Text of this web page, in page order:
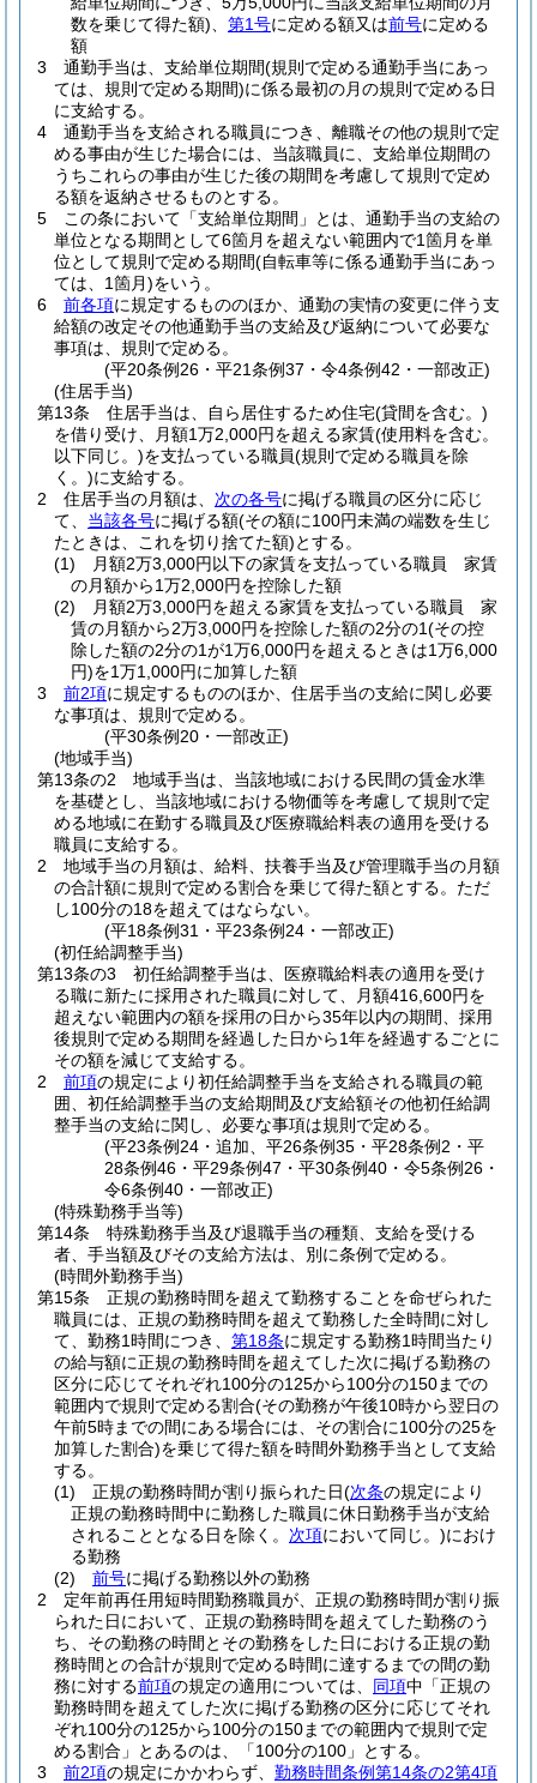
数を乗じて得た額)
第1号に定める額又は前号に定める
額
3
通勤手当は、支給単位期間(規則で定める通勤手当にあっ
ては、規則で定める期間)に係る最初の月の規則で定める日
に支給する。
4
通勤手当を支給される職員につき、離職その他の規則で定
める事由が生じた場合には、当該職員に、支給単位期間の
うちこれらの事由が生じた後の期間を考慮して規則で定め
る額を返納させるものとする。
5
この条において「支給単位期間」とは、通勤手当の支給の
単位となる期間として6箇月を超えない範囲内で1箇月を単
位として規則で定める期間(自転車等に係る通勤手当にあっ
ては、1箇月)をいう。
6
前各項に規定するもののほか、通勤の実情の変更に伴う支
給額の改定その他通勤手当の支給及び返納について必要な
事項は、規則で定める。
(平20条例26・平21条例37・令4条例42・一部改正)
(住居手当)
第13条
住居手当は、自ら居住するため住宅(貸間を含む。)
を借り受け、月額1万2,000円を超える家賃(使用料を含む。
以下同じ。)を支払っている職員(規則で定める職員を除
く。)に支給する。
2
住居手当の月額は、 次の各号に掲げる職員の区分に応じ
て、 当該各号に掲げる額(その額に100円未満の端数を生じ
たときは、これを切り捨てた額)とする。
(1)
月額2万3,000円以下の家賃を支払っている職員 家賃
の月額から1万2,000円を控除した額
(2)
月額2万3,000円を超える家賃を支払っている職員 家
賃の月額から2万3,000円を控除した額の2分の1(その控
除した額の2分の1が1万6,000円を超えるときは1万6,000
円)を1万1,000円に加算した額
3
前2項に規定するもののほか、住居手当の支給に関し必要
な事項は、規則で定める。
(平30条例20・一部改正)
(地域手当)
第13条の2
地域手当は、当該地域における民間の賃金水準
を基礎とし、当該地域における物価等を考慮して規則で定
める地域に在勤する職員及び医療職給料表の適用を受ける
職員に支給する。
2
地域手当の月額は、給料、扶養手当及び管理職手当の月額
の合計額に規則で定める割合を乗じて得た額とする。 ただ
し100分の18を超えてはならない。
(平18条例31・平23条例24・一部改正)
(初任給調整手当)
第13条の3
初任給調整手当は、医療職給料表の適用を受け
る職に新たに採用された職員に対して、月額416,600円を
超えない範囲内の額を採用の日から35年以内の期間、採用
後規則で定める期間を経過した日から1年を経過するごとに
その額を減じて支給する。
2
前項の規定により初任給調整手当を支給される職員の範
囲、初任給調整手当の支給期間及び支給額その他初任給調
整手当の支給に関し、必要な事項は規則で定める。
(平23条例24・追加、平26条例35・平28条例2・平
28条例46・平29条例47・平30条例40・令5条例26・
令6条例40・一部改正)
(特殊勤務手当等)
第14条
特殊勤務手当及び退職手当の種類、支給を受ける
者、手当額及びその支給方法は、別に条例で定める。
(時間外勤務手当)
第15条
正規の勤務時間を超えて勤務することを命ぜられた
職員には、正規の勤務時間を超えて勤務した全時間に対し
て、勤務1時間につき、 第18条に規定する勤務1時間当たり
の給与額に正規の勤務時間を超えてした次に掲げる勤務の
区分に応じてそれぞれ100分の125から100分の150までの
範囲内で規則で定める割合(その勤務が午後10時から翌日の
午前5時までの間にある場合には、その割合に100分の25を
加算した割合)を乗じて得た額を時間外勤務手当として支給
する。
(1)
正規の勤務時間が割り振られた日(次条の規定により
正規の勤務時間中に勤務した職員に休日勤務手当が支給
されることとなる日を除く。 次項において同じ。)におけ
る勤務
(2)
前号に掲げる勤務以外の勤務
2
定年前再任用短時間勤務職員が、正規の勤務時間が割り振
られた日において、正規の勤務時間を超えてした勤務のう
ち、その勤務の時間とその勤務をした日における正規の勤
務時間との合計が規則で定める時間に達するまでの間の勤
務に対する前項の規定の適用については、 同項中「正規の
勤務時間を超えてした次に掲げる勤務の区分に応じてそれ
ぞれ100分の125から100分の150までの範囲内で規則で定
める割合」とあるのは、「100分の100」とする。
3
前2項の規定にかかわらず、 勤務時間条例第14条の2第4項